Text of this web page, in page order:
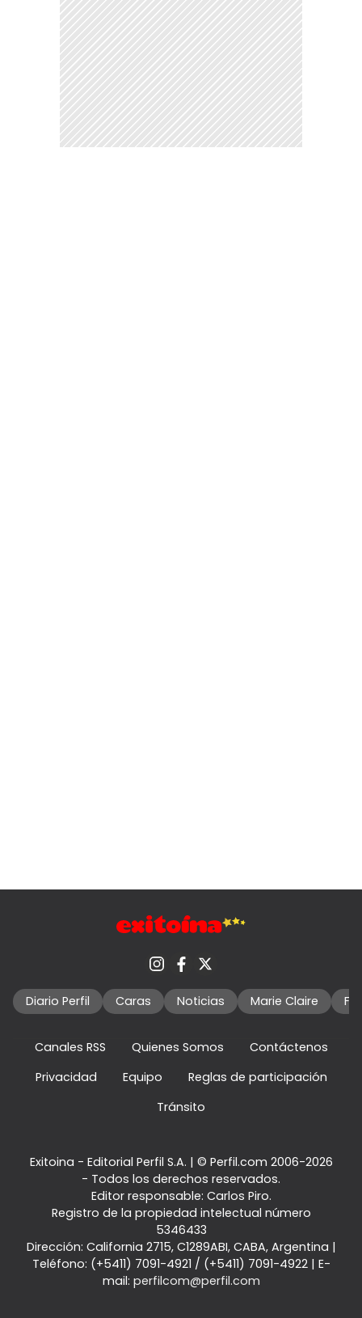
Diario Perfil Caras Noticias Marie Claire
Canales RSS Quienes Somos
Contáctenos
Privacidad
Equipo
Reglas de participación
Tránsito
Exitoina - Editorial Perfil S.A. | © Perfil.com 2006-2026
- Todos los derechos reservados.
Editor responsable: Carlos Piro.
Registro de la propiedad intelectual número
5346433
Dirección: California 2715, C1289ABI, CABA, Argentina |
Teléfono: (+5411) 7091-4921 / (+5411) 7091-4922| E-
mail: perfilcom@perfil.com